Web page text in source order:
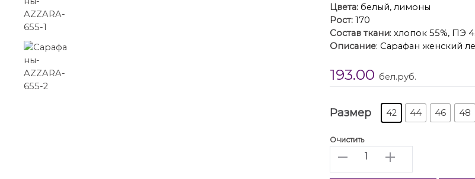
Цвета: белый, лимоны
Рост: 170
Состав ткани: хлопок 55%, ПЭ
Описание: Сарафан женский
талии, с воланом по низу
на бретелях с завязками,
Длина изделия 114 см.
193.00 бел.руб.
Размер 42 44 46 48
Очистить
Количество